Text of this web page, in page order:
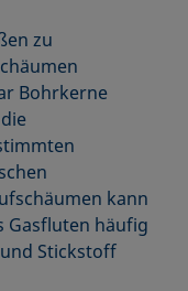
zu
Bohrkerne
kann
Gasfluten häufig
Stickstoff